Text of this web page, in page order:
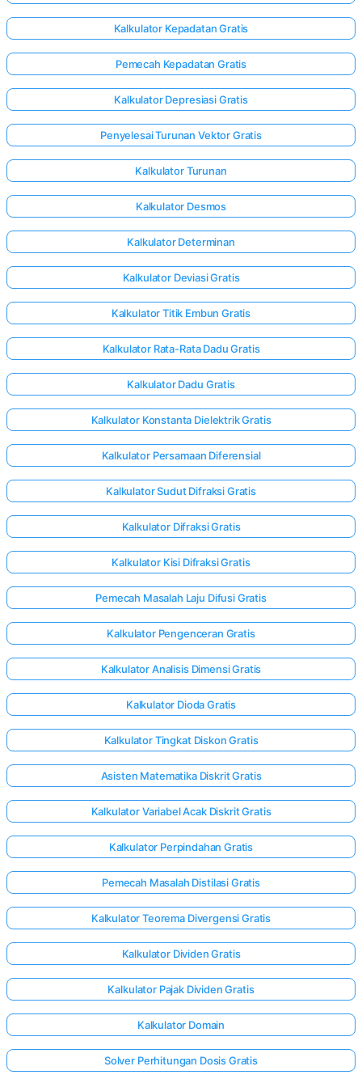
Kalkulator Kepadatan Gratis
Pemecah Kepadatan Gratis
Kalkulator Depresiasi Gratis
Penyelesai Turunan Vektor Gratis
Kalkulator Turunan
Kalkulator Desmos
Kalkulator Determinan
Kalkulator Deviasi Gratis
Kalkulator Titik Embun Gratis
Kalkulator Rata-Rata Dadu Gratis
Kalkulator Dadu Gratis
Kalkulator Konstanta Dielektrik Gratis
Kalkulator Persamaan Diferensial
Kalkulator Sudut Difraksi Gratis
Kalkulator Difraksi Gratis
Kalkulator Kisi Difraksi Gratis
Pemecah Masalah Laju Difusi Gratis
Kalkulator Pengenceran Gratis
Kalkulator Analisis Dimensi Gratis
Kalkulator Dioda Gratis
Kalkulator Tingkat Diskon Gratis
Asisten Matematika Diskrit Gratis
Kalkulator Variabel Acak Diskrit Gratis
Kalkulator Perpindahan Gratis
Pemecah Masalah Distilasi Gratis
Kalkulator Teorema Divergensi Gratis
Kalkulator Dividen Gratis
Kalkulator Pajak Dividen Gratis
Kalkulator Domain
Solver Perhitungan Dosis Gratis